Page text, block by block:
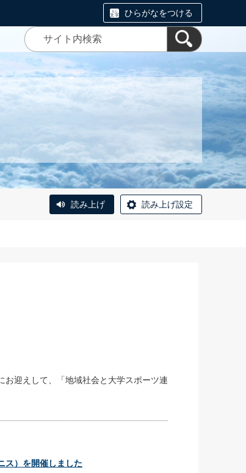
ひらがなをつける
読み上げ 読み上げ設定
迎えして、「地域社会と大学 スポーツ連
）を開催しました